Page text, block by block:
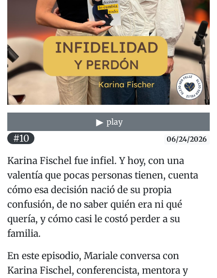
play
#10 06/24/2026
Karina Fischel fue infiel. Y hoy, con una
valentía que pocas personas tienen, cuenta
cómo esa decisión nació de su propia
confusión, de no saber quién era ni qué
quería, y cómo casi le costó perder a su
familia.
En este episodio, Mariale conversa con
Karina Fischel, conferencista, mentora y